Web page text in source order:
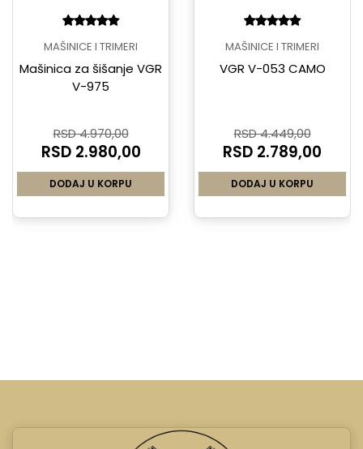
MAŠINICE I TRIMERI
Mašinica za šišanje VGR
V-975
RSD 4.970,00
RSD 2.980,00
DODAJ U KORPU
MAŠINICE I TRIMERI
VGR V-053 CAMO
RSD 4.449,00
RSD 2.789,00
DODAJ U KORPU